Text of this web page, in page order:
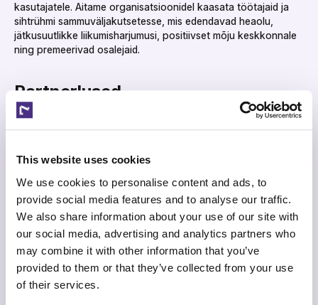
This website uses cookies
We use cookies to personalise content and ads, to
provide social media features and to analyse our traffic.
We also share information about your use of our site with
our social media, advertising and analytics partners who
may combine it with other information that you’ve
provided to them or that they’ve collected from your use
of their services.
kasutajatele. Aitame organisatsioonidel kaasata töötajaid ja
sihtrühmi sammuväljakutsetesse, mis edendavad heaolu,
jätkusuutlikke liikumisharjumusi, positiivset mõju keskkonnale
ning premeerivad osalejaid.‌‍‍‍‍‌‍‍‌‌‌‍‌‌‌‍‌‌‌‍‍‌‍‌‍‍‌‌‌‍‌‌‌‍‌‌‌‌‍‍‍‌‍‌‌‌‌‍‌‌‌‍‌‌‌‍‌‌‍‌‌‍‌‌‍‍‌‍‍‍‌‌‌‍‍‍‌‍‍‌‌‌‍‍‌‌‍‌‍‌‌‍‍‍‌‌‍‍‌‌‍‍‍‌‍‌‌‌‌‍‍‌‍‍‍‍‌‌‍‍‍‌‌‍‌‌‌‍‍‍‌‌‍‍‌‌‍‌‍‌‌‌‌‌‌‍‍‌‌‌‌‍‌‌‍‍‌‌‍‍‍‌‌‍‍‌‌‍‌‍‌‌‌‍‌‍‍‍‌‌‌‍‍‌‌‌‌‍‌‌‍‍‌‌‌‍‌‌‌‍‍‌‍‍‍‍‌‌‍‍‍‌‍‌‍‌‌‍‍‍‌‍‌‌‌‌‍‌‍‌‍‍‍‌‌‍‍‌‌‌‌‍‌‌‍‍‌‍‍‌‌‌‌‍‍‌‍‌‍‍‌‌‌‍‍‌‌‌‍‌‌‌‍‍‌‍‌‍‌‌‌‍‌‍‍‍‌‌‌‍‍‍‌‌‌‌‌‌‍‍‍‌‌‍‌‌‌‍‍‌‍‍‍‍‌‌‍‍‌‌‍‌‌‌‌‍‍‍‌‍‌‍‌‌‍‍‌‌‌‍‍‌‌‍‍‍‌‍‌‌‌‌‌‍‌‍‍‍‌‌‌‍‍‌‌‍‌‌‌‌‍‍‌‌‍‌‍‌‌‍‍‍‌‌‍‍‌‌‍‍‌‌‌‍‍‌‌‍‍‍‌‌‍‌‌‌‍‍‌‍‌‌‍‌‌‍‍‍‌‌‌‌‌‌‍‍‍‌‍‌‌‌‌‍‍‌‍‌‌‍‌‌‍‍‌‍‍‍‍‌‌‍‍‌‍‍‍‌‌‌‌‍‌‌‌‍‌‌‌‍‍‍‍‍‌‍‌‌‌‌‌‍‌‍‌‌
Partnerlused‌‍‍‍‍‌‍‍‌‌‌‍‌‌‌‍‌‌‌‍‍‌‍‌‍‍‌‌‌‍‌‌‌‍‌‌‌‌‍‍‍‌‍‌‌‌‌‍‌‌‌‍‌‌‌‍‌‌‍‌‌‍‌‌‍‍‌‍‍‍‌‌‌‍‍‍‌‍‍‌‌‌‍‍‌‌‍‌‍‌‌‍‍‍‌‌‍‍‌‌‍‍‍‌‍‌‌‌‌‍‍‌‍‍‍‍‌‌‍‍‍‌‌‍‌‌‌‍‍‍‌‌‍‍‌‌‍‌‍‌‌‌‌‌‌‍‍‌‌‌‌‍‌‌‍‍‌‌‍‍‍‌‌‍‍‌‌‍‌‍‌‌‌‍‌‍‍‍‌‌‌‍‍‌‌‌‌‍‌‌‍‍‌‌‌‍‌‌‌‍‍‌‍‍‍‍‌‌‍‍‍‌‍‌‍‌‌‍‍‍‌‍‌‌‌‌‍‌‍‌‍‍‍‌‌‍‍‌‌‌‌‍‌‌‍‍‌‍‍‌‌‌‌‍‍‌‍‌‍‍‌‌‌‍‍‌‌‌‍‌‌‌‍‍‌‍‌‍‌‌‌‍‌‍‍‍‌‌‌‍‍‍‌‌‌‌‌‌‍‍‌‌‌‌‍‌‌‍‍‍‌‌‍‌‌‌‍‍‍‌‍‌‌‌‌‍‍‌‍‍‍‌‌‌‍‍‌‌‍‌‍‌‌‍‍‍‌‌‍‌‌‌‍‍‍‌‌‍‍‌‌‍‍‌‍‌‌‌‌‌‍‍‌‍‌‌‍‌‌‍‍‍‌‌‌‌‌‌‍‍‍‌‌‍‍‌‌‌‍‌‍‍‍‌‌‌‍‍‍‌‍‌‌‌‌‍‍‌‍‌‌‍‌‌‍‍‍‌‍‌‌‌‌‍‍‌‍‍‌‌‌‌‍‍‌‌‍‌‍‌‌‌‍‌‌‌‍‌‌‌‍‍‍‍‍‌‍‌‌‌‌‌‍‌‍‌‌
Meil on pikaajalised partnerlussuhted tuntud nimedega nagu
Investorid‌‍‍‍‍‌‍‍‌‌‌‍‌‌‌‍‌‌‌‍‍‌‍‌‍‍‌‌‌‍‌‌‌‍‌‌‌‌‍‍‍‌‍‌‌‌‌‍‌‌‌‍‌‌‌‍‌‌‍‌‌‍‌‌‍‍‌‍‍‍‌‌‌‍‍‍‌‍‍‌‌‌‍‍‌‌‍‌‍‌‌‍‍‍‌‌‍‍‌‌‍‍‍‌‍‌‌‌‌‍‍‌‍‍‍‍‌‌‍‍‍‌‌‍‌‌‌‍‍‍‌‌‍‍‌‌‍‌‍‌‌‌‌‌‌‍‍‌‌‌‌‍‌‌‍‍‌‌‍‍‍‌‌‍‍‌‌‍‌‍‌‌‌‍‌‍‍‍‌‌‌‍‍‌‌‌‌‍‌‌‍‍‌‌‌‍‌‌‌‍‍‌‍‍‍‍‌‌‍‍‍‌‍‌‍‌‌‍‍‍‌‍‌‌‌‌‍‌‍‌‍‍‍‌‌‍‍‌‌‌‌‍‌‌‍‍‌‍‍‌‌‌‌‍‍‌‍‌‍‍‌‌‌‍‍‌‌‌‍‌‌‌‍‍‌‍‌‍‌‌‌‍‌‍‍‍‌‌‌‍‍‌‍‌‌‍‌‌‍‍‌‍‍‍‌‌‌‍‍‍‌‍‍‌‌‌‍‍‌‌‍‌‍‌‌‍‍‍‌‌‍‍‌‌‍‍‍‌‍‌‌‌‌‍‍‌‍‍‍‍‌‌‍‍‍‌‌‍‌‌‌‍‍‍‌‌‍‍‌‌‌‍‌‍‍‍‌‌‌‍‍‍‌‍‌‌‌‌‍‍‌‍‌‌‍‌‌‍‍‍‌‍‌‌‌‌‍‍‌‍‍‌‌‌‌‍‍‌‌‍‌‍‌‌‌‍‌‌‌‍‌‌‌‍‍‍‍‍‌‍‌‌‌‌‌‍‌‍‌‌
Meie investorite hulka kuuluvad 70Ventures,Impact
Ventures(EIT Urban Mobility),Coinvest Capital, NGL
Ventures ja teised; samuti erainvestorid nagu
Mantas
, Leedu ükssarviku Vinted
kaasasutaja, ning
Deividas Trainavičius, peagi ükssarvikuks saava
päikeseenergia ettevõtte PVcase tegevjuht.‌‍‍‍‍‌‍‍‌‌‌‍‌‌‌‍‌‌‌‍‍‌‍‌‍‍‌‌‌‍‌‌‌‍‌‌‌‌‍‍‍‌‍‌‌‌‌‍‌‌‌‍‌‌‌‍‌‌‍‌‌‍‌‌‍‍‌‍‍‍‌‌‌‍‍‍‌‍‍‌‌‌‍‍‌‌‍‌‍‌‌‍‍‍‌‌‍‍‌‌‍‍‍‌‍‌‌‌‌‍‍‌‍‍‍‍‌‌‍‍‍‌‌‍‌‌‌‍‍‍‌‌‍‍‌‌‍‌‍‌‌‌‌‌‌‍‍‌‌‌‌‍‌‌‍‍‌‌‍‍‍‌‌‍‍‌‌‍‌‍‌‌‌‍‌‍‍‍‌‌‌‍‍‌‌‌‌‍‌‌‍‍‌‌‌‍‌‌‌‍‍‌‍‍‍‍‌‌‍‍‍‌‍‌‍‌‌‍‍‍‌‍‌‌‌‌‍‌‍‌‍‍‍‌‌‍‍‌‌‌‌‍‌‌‍‍‌‍‍‌‌‌‌‍‍‌‍‌‍‍‌‌‌‍‍‌‌‌‍‌‌‌‍‍‌‍‌‍‌‌‌‍‌‍‍‍‌‌‌‍‍‌‍‌‌‍‌‌‍‍‌‍‍‍‌‌‌‍‍‍‌‍‍‌‌‌‍‍‌‌‍‌‍‌‌‍‍‍‌‌‍‍‌‌‍‍‍‌‍‌‌‌‌‍‍‌‍‍‍‍‌‌‍‍‍‌‌‍‌‌‌‍‍‍‌‌‍‍‌‌‌‍‌‍‍‍‌‌‌‍‍‌‌‍‌‌‌‌‍‍‌‌‍‌‍‌‌‍‍‍‌‌‍‍‌‌‍‍‌‌‌‍‍‌‌‍‍‍‌‌‍‌‌‌‍‍‌‍‌‌‍‌‌‍‍‍‌‌‌‌‌‌‍‍‍‌‍‌‌‌‌‍‍‌‍‌‌‍‌‌‍‍‌‍‍‍‍‌‌‍‍‌‍‍‍‌‌‌‌‍‌‌‌‍‌‌‌‍‍‍‍‍‌‍‌‌‌‌‌‍‌‍‌‌